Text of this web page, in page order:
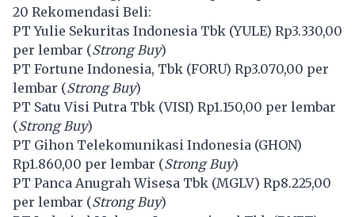
20 Rekomendasi Beli:
PT Yulie Sekuritas Indonesia Tbk (YULE) Rp3.330,00
per lembar (Strong Buy)
PT Fortune Indonesia, Tbk (FORU) Rp3.070,00 per
lembar (Strong Buy)
PT Satu Visi Putra Tbk (VISI) Rp1.150,00 per lembar
(Strong Buy)
PT Gihon Telekomunikasi Indonesia (GHON)
Rp1.860,00 per lembar (Strong Buy)
PT Panca Anugrah Wisesa Tbk (MGLV) Rp8.225,00
per lembar (Strong Buy)